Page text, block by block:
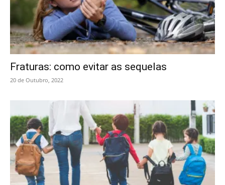
Fraturas: como evitar as sequelas
20 de Outubro, 2022